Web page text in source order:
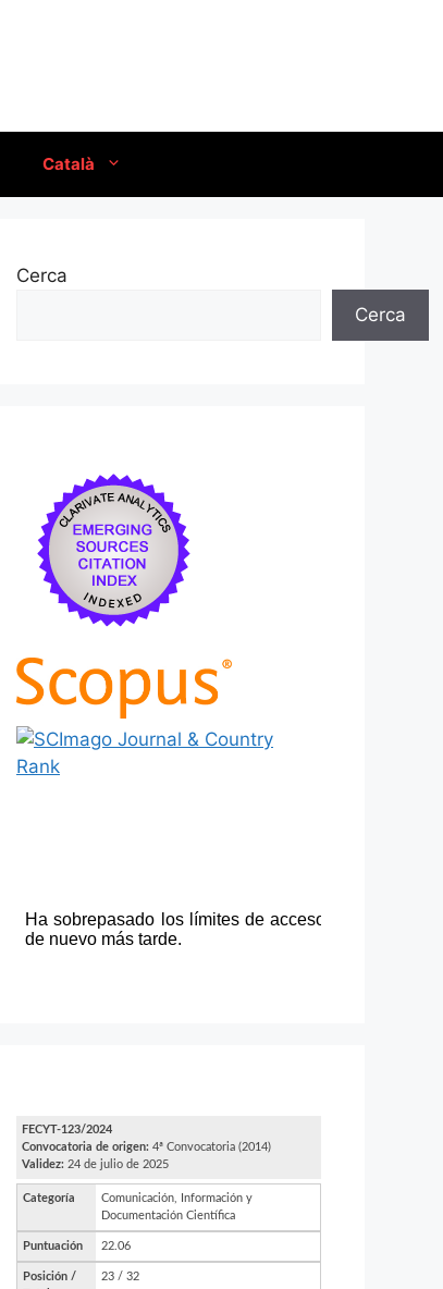
Català
Cerca
Cerca